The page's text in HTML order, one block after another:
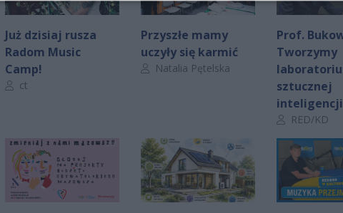
Już dzisiaj rusza
Radom Music
Camp!
Autor artykułu:
ct
Przyszłe mamy
uczyły się karmić
Autor artykułu:
Natalia Pętelska
Prof.
Tworzymy
sztucznej
inteligencji
Autor artykułu:
RED/KD